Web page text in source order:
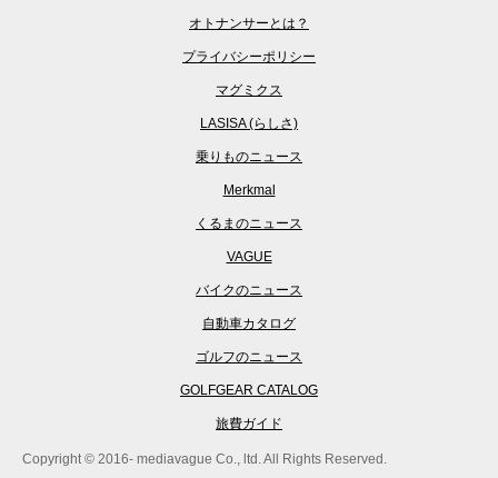
オトナンサーとは？
プライバシーポリシー
マグミクス
LASISA (らしさ)
乗りものニュース
Merkmal
くるまのニュース
VAGUE
バイクのニュース
自動車カタログ
ゴルフのニュース
GOLFGEAR CATALOG
旅費ガイド
Copyright © 2016- mediavague Co., ltd. All Rights Reserved.